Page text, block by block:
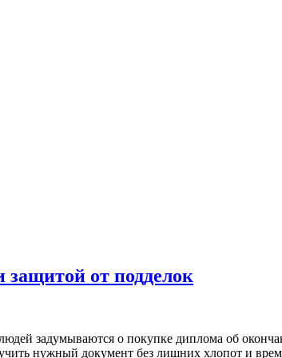
от подделок
задумываются о покупке диплома об
нужный документ без лишних хлопот и